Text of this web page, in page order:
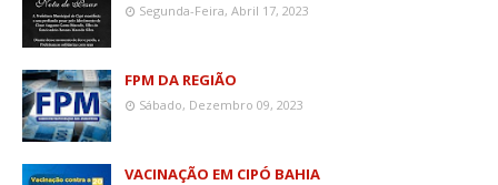
Segunda-Feira, Abril 17, 2023
FPM DA REGIÃO
Sábado, Dezembro 09, 2023
VACINAÇÃO EM CIPÓ BAHIA